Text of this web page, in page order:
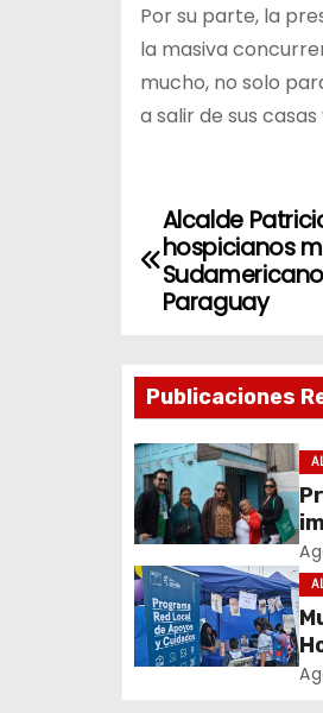
Por su parte, la
la masiva
mucho, no solo
a salir de sus
N
a
e
g
a
c
i
ó
n
Alcalde
hospicianos
Paraguay
Publicaciones